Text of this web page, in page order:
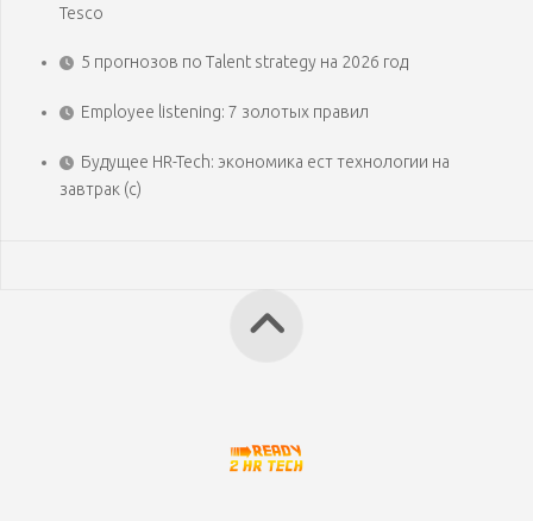
Tesco
5 прогнозов по Talent strategy на 2026 год
Employee listening: 7 золотых правил
Будущее HR-Tech: экономика ест технологии на
завтрак (с)